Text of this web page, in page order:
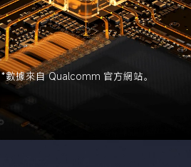
*數據來自 Qualcomm 官方網站。